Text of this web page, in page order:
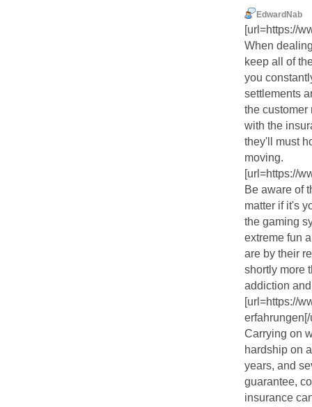
EdwardNab
[url=https://
When
keep all of
you
settlements
the customer
with the
they'll must
moving.
[url=https://
Be aware of
matter if it's
the gaming
extreme fun
are by their
shortly more
addiction
[url=https://
erfahrungen[/
Carrying on
hardship on
years, and
guarantee,
insurance